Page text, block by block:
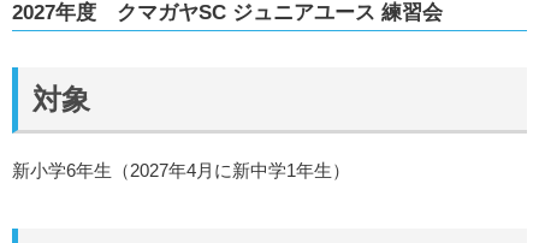
2027年度 クマガヤSC ジュニアユース 練習会
対象
新小学6年生（2027年4月に新中学1年生）